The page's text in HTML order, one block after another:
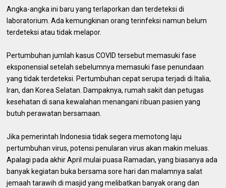
Angka-angka ini baru yang terlaporkan dan terdeteksi di
laboratorium. Ada kemungkinan orang terinfeksi namun belum
terdeteksi atau tidak melapor.
Pertumbuhan jumlah kasus COVID tersebut memasuki fase
eksponensial setelah sebelumnya memasuki fase penundaan
yang tidak terdeteksi. Pertumbuhan cepat serupa terjadi di Italia,
Iran, dan Korea Selatan. Dampaknya, rumah sakit dan petugas
kesehatan di sana kewalahan menangani ribuan pasien yang
butuh perawatan bersamaan.
Jika pemerintah Indonesia tidak segera memotong laju
pertumbuhan virus, potensi penularan virus akan makin meluas.
Apalagi pada akhir April mulai puasa Ramadan, yang biasanya ada
banyak kegiatan buka bersama sore hari dan malamnya salat
jemaah tarawih di masjid yang melibatkan banyak orang dan